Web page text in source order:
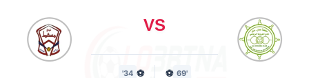
VS
'69
⚽
⚽
34'